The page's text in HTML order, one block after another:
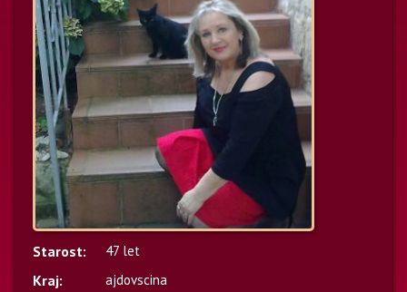
Starost: 47 let
Kraj: ajdovscina